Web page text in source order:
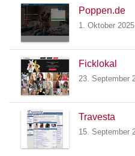
Poppen.de
1. Oktober 2025
Ficklokal
23. September
Travesta
15. September